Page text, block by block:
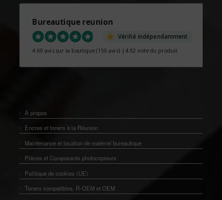
Bureautique reunion
Vérifié indépendamment
4.60 avis sur la boutique (150 avis)| 4.92 note du produit
À propos
Encres et toners à la Réunion
Maintenance et location de matériel bureautique
Pièces et Composants photocopieurs
Politique de cookies (UE)
Toners compatibles, R-OEM et OEM